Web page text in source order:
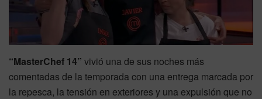
“MasterChef 14” vivió una de sus noches más
comentadas de la temporada con una entrega marcada por
la repesca, la tensión en exteriores y una expulsión que no